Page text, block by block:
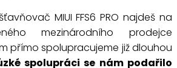
MIUI FFS6 PRO najdeš na
mezinárodního prodejce
přímo spolupracujeme již dlouhou
spolupráci se nám podařilo